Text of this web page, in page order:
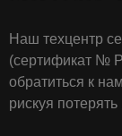
Наш техцентр
(сертификат №
обратиться к
рискуя